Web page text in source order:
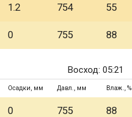
1.2 754 55
0 755 88
Восход: 05:21
Осадки, мм Давл., мм Влаж., %
0 755 88